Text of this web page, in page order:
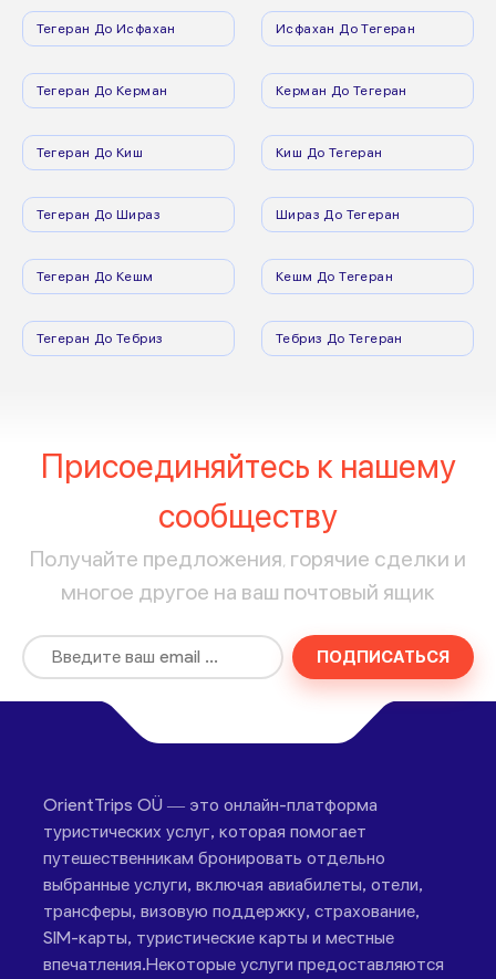
Тегеран До Исфахан Исфахан До Тегеран
Тегеран До Керман Керман До Тегеран
Тегеран До Киш Киш До Тегеран
Тегеран До Шираз Шираз До Тегеран
Тегеран До Кешм Кешм До Тегеран
Тегеран До Тебриз Тебриз До Тегеран
Присоединяйтесь к нашему
сообществу
Получайте предложения, горячие сделки и
многое другое на ваш почтовый ящик
ПОДПИСАТЬСЯ
OrientTrips OÜ — это онлайн-платформа
туристических услуг, которая помогает
путешественникам бронировать отдельно
выбранные услуги, включая авиабилеты, отели,
трансферы, визовую поддержку, страхование,
SIM-карты, туристические карты и местные
впечатления.Некоторые услуги предоставляются